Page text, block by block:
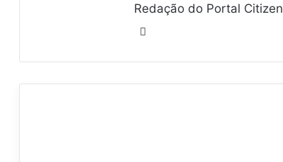
Redação do Portal Citizen
b
s